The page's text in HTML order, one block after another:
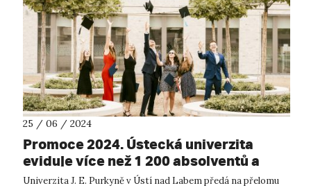
25 / 06 / 2024
Promoce 2024. Ústecká univerzita
eviduje více než 1 200 absolventů a
absolventek.
Univerzita J. E. Purkyně v Ústí nad Labem předá na přelomu